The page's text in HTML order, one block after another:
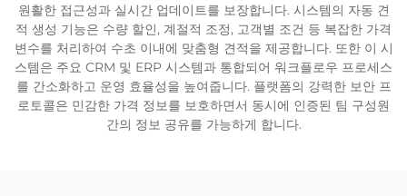
서비스 지원
연락
원활한 접근성과 실시간 업데이트를 보장합니다. 시스템의 자동 견
적 생성 기능은 수량 할인, 계절적 조정, 고객별 조건 등 복잡한 가격
변수를 처리하여 수초 이내에 맞춤형 견적을 제공합니다. 또한 이 시
스템은 주요 CRM 및 ERP 시스템과 통합되어 워크플로우 프로세스
를 간소화하고 운영 효율성을 높여줍니다. 플랫폼의 강력한 보안 프
로토콜은 민감한 가격 정보를 보호하면서 동시에 인증된 팀 구성원
간의 정보 공유를 가능하게 합니다.